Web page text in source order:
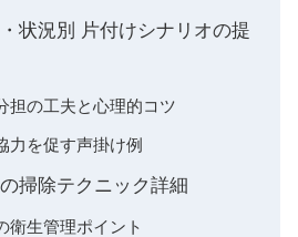
状況別 片付けシナリオの提
担の工夫と心理的コツ
力を促す声掛け例
掃除テクニック詳細
衛生管理ポイント